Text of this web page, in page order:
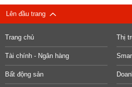
Lên đầu trang
Trang chủ Thị
Tài chính - Ngân hàng
Bất động sản